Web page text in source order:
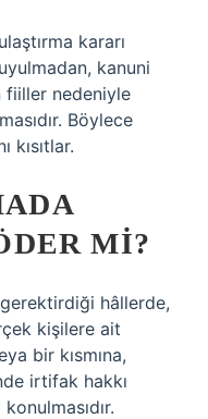
kararı
kanuni
fiiller nedeniyle
Böylece
kısıtlar.
MI?
gerektirdiği hâllerde,
kişilere ait
bir kısmına,
irtifak hakkı